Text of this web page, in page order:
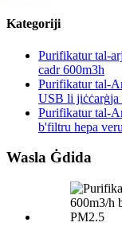
Kategoriji
Purifikatur tal-
cadr 600m3h
Purifikatur tal-
USB li
Purifikatur tal-
b'filtru hepa veru
Wasla Ġdida